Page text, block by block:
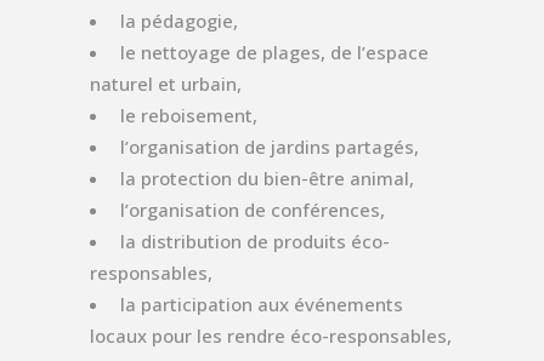
la pédagogie,
le nettoyage de plages, de l’espace
naturel et urbain,
le reboisement,
l’organisation de jardins partagés,
la protection du bien-être animal,
l’organisation de conférences,
la distribution de produits éco-
responsables,
la participation aux événements
locaux pour les rendre éco-responsables,